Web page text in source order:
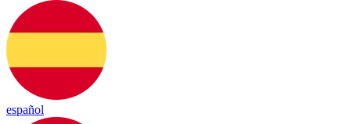
español